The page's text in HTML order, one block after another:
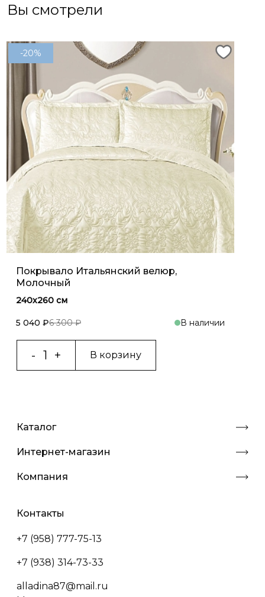
Вы смотрели
-20%
Покрывало Итальянский велюр,
Молочный
240х260 см
5 040 ₽6 300 ₽ В наличии
В корзину
Каталог
Интернет-магазин
Компания
Контакты
+7 (958) 777-75-13
+7 (938) 314-73-33
alladina87@mail.ru